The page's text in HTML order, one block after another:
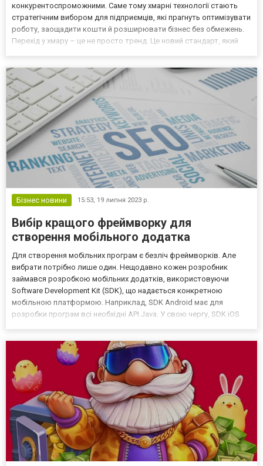
конкурентоспроможними. Саме тому хмарні технології стають
стратегічним вибором для підприємців, які прагнуть оптимізувати
роботу, заощадити кошти й розширювати бізнес без обмежень.
Перехід у хмару – це не просто тренд. Це новий стандарт, який
Бізнес новини 15:53, 19 липня 2023 р.
Вибір кращого фреймворку для
створення мобільного додатка
Для створення мобільних програм є безліч фреймворків. Але
вибрати потрібно лише один. Нещодавно кожен розробник
займався розробкою мобільних додатків, використовуючи
Software Development Kit (SDK), що надається конкретною
мобільною платформою. Наприклад, SDK Android має для
розробки програм всі необхідні API Java. У свою чергу, SDK iOS